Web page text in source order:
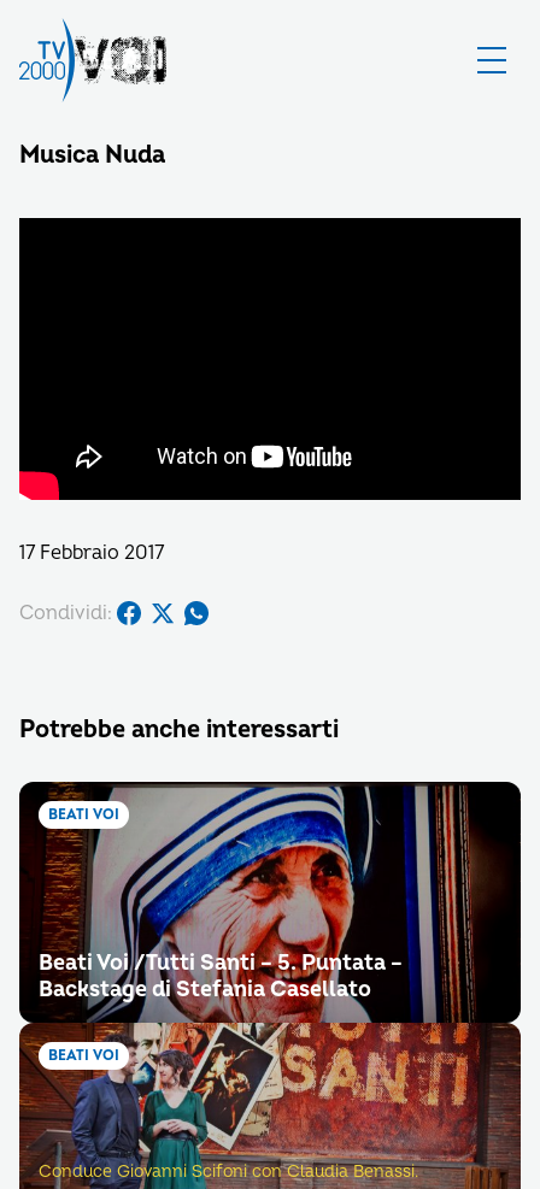
Musica Nuda
17 Febbraio 2017
Condividi:
Potrebbe anche interessarti
BEATI VOI
Beati Voi /Tutti Santi – 5. Puntata –
Backstage di Stefania Casellato
BEATI VOI
Conduce Giovanni Scifoni con Claudia Benassi.